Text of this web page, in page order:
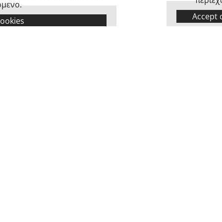
Accept